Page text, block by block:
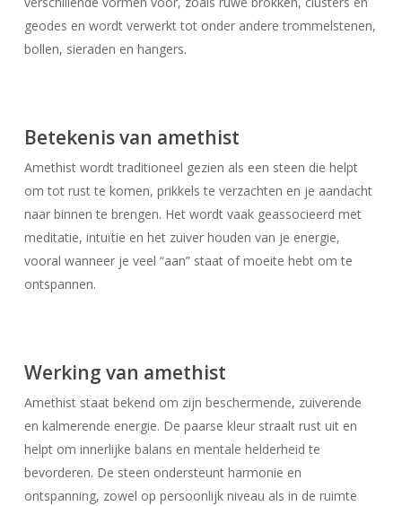
geodes en wordt verwerkt tot onder andere trommelstenen,
bollen, sieraden en hangers.
Betekenis van amethist
Amethist wordt traditioneel gezien als een steen die helpt
om tot rust te komen, prikkels te verzachten en je aandacht
naar binnen te brengen. Het wordt vaak geassocieerd met
meditatie, intuïtie en het zuiver houden van je energie,
vooral wanneer je veel “aan” staat of moeite hebt om te
ontspannen.
Werking van amethist
Amethist staat bekend om zijn beschermende, zuiverende
en kalmerende energie. De paarse kleur straalt rust uit en
helpt om innerlijke balans en mentale helderheid te
bevorderen. De steen ondersteunt harmonie en
ontspanning, zowel op persoonlijk niveau als in de ruimte